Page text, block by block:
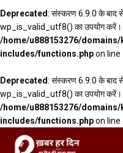
Deprecated: संस्करण 6.9.0 के
wp_is_valid_utf8() का उपयोग करें।
/home/u888153276/
includes/functions.phpon line
Deprecated: संस्करण 6.9.0 के
wp_is_valid_utf8() का उपयोग करें।
/home/u888153276/
includes/functions.phpon line